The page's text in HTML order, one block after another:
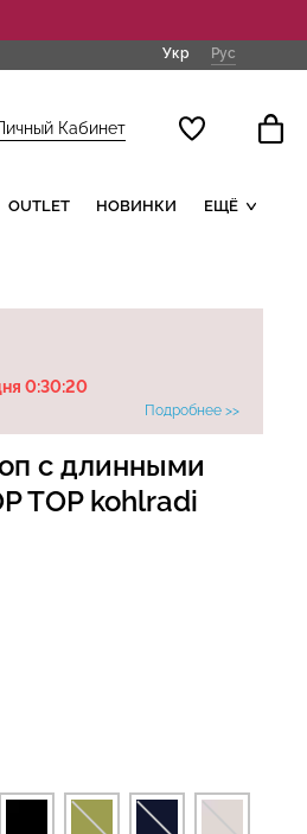
Укр Рус
Кабинет
OUTLET НОВИНКИ ЕЩЁ
0:30:19
Подробнее >>
с длинными
TOP kohlradi
Giulia